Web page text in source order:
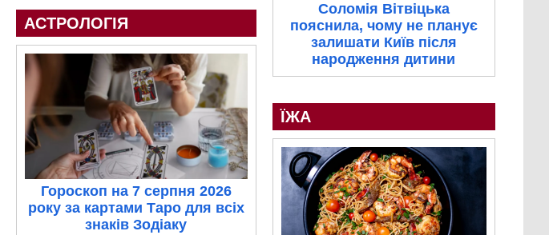
АСТРОЛОГІЯ
Гороскоп на 7 серпня 2026
року за картами Таро для всіх
знаків Зодіаку
Соломія Вітвіцька
пояснила, чому не планує
залишати Київ після
народження дитини
ЇЖА